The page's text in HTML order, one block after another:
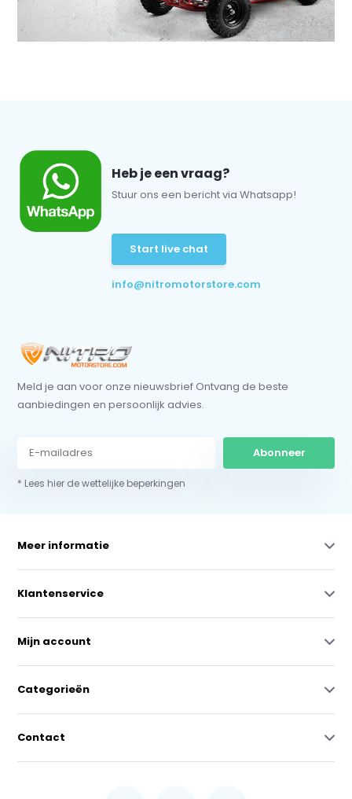
Heb je een vraag?
Stuur ons een bericht via Whatsapp!
Start live chat
info@nitromotorstore.com
Meld je aan voor onze nieuwsbrief Ontvang de beste
aanbiedingen en persoonlijk advies.
Abonneer
* Lees hier de wettelijke beperkingen
Meer informatie
Klantenservice
Mijn account
Categorieën
Contact